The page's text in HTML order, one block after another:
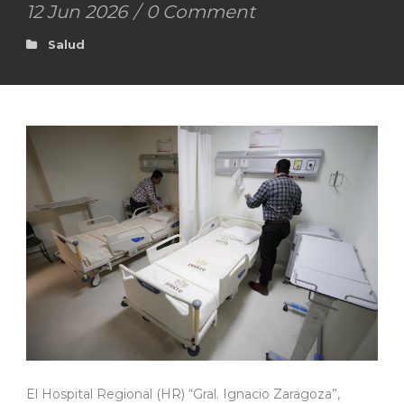
12 Jun 2026 / 0 Comment
Salud
El Hospital Regional (HR) “Gral. Ignacio Zaragoza”,